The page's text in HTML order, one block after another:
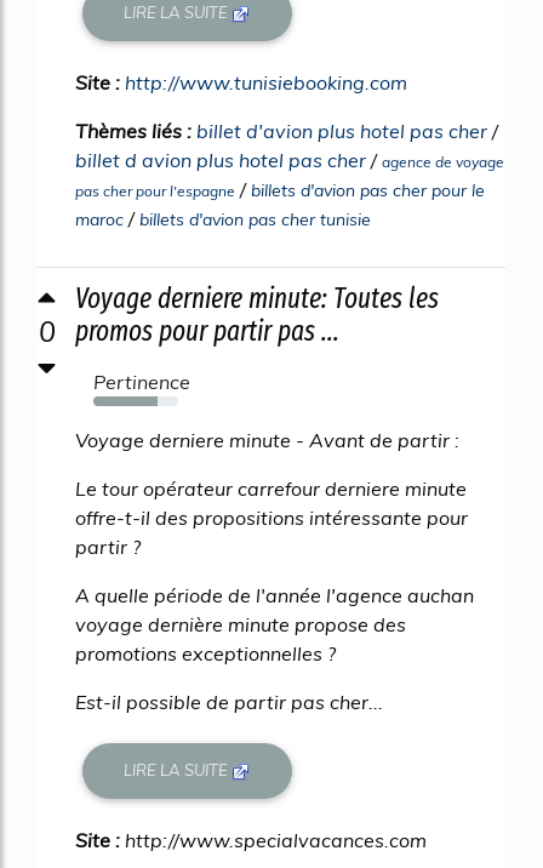
LIRE LA SUITE
Site : http://www.tunisiebooking.com
Thèmes liés : billet d'avion plus hotel pas cher /
billet d avion plus hotel pas cher / agence de voyage
pas cher pour l'espagne /billets d'avion pas cher pour le
maroc /billets d'avion pas cher tunisie
0
Voyage derniere minute: Toutes les
promos pour partir pas ...
Pertinence
76%
Voyage derniere minute - Avant de partir :
Le tour opérateur carrefour derniere minute
offre-t-il des propositions intéressante pour
partir ?
A quelle période de l'année l'agence auchan
voyage dernière minute propose des
promotions exceptionnelles ?
Est-il possible de partir pas cher...
LIRE LA SUITE
Site : http://www.specialvacances.com